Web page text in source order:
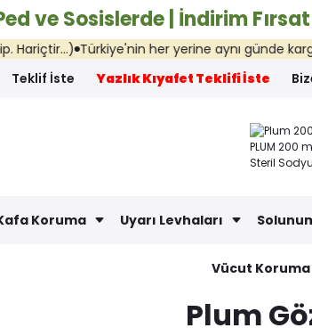
ve Sosislerde | İndirim
Türkiye'nin her yerine aynı günde kargo...
Teklif İste Yazlık Kıyafet Teklifi İste
Koruma Uyarı Levhaları
Vücut Koruma
Plum